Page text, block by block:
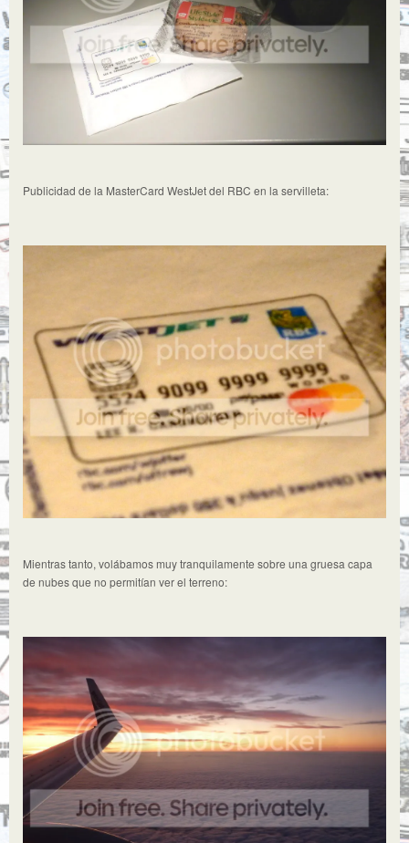
Publicidad de la MasterCard WestJet del RBC en la servilleta:
Mientras tanto, volábamos muy tranquilamente sobre una gruesa capa
de nubes que no permitían ver el terreno: